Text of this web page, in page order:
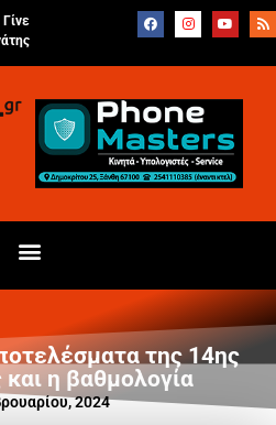
Γίνε
της 14ης
και η βαθμολογία
2024